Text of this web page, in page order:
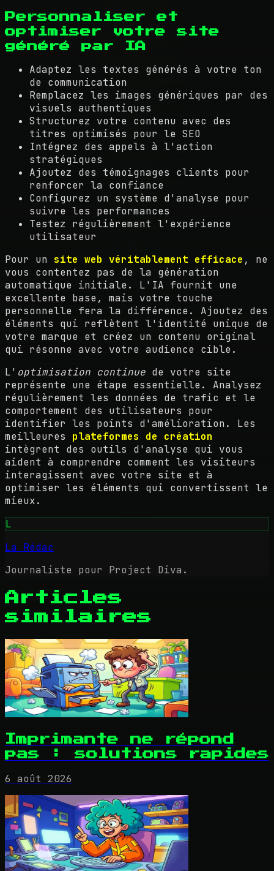
Personnaliser et
optimiser votre site
généré par IA
Adaptez les textes générés à votre ton
de communication
Remplacez les images génériques par des
visuels authentiques
Structurez votre contenu avec des
titres optimisés pour le SEO
Intégrez des appels à l'action
stratégiques
Ajoutez des témoignages clients pour
renforcer la confiance
Configurez un système d'analyse pour
suivre les performances
Testez régulièrement l'expérience
utilisateur
Pour un site web véritablement efficace , ne
vous contentez pas de la génération
automatique initiale. L'IA fournit une
excellente base, mais votre touche
personnelle fera la différence. Ajoutez des
éléments qui reflètent l'identité unique de
votre marque et créez un contenu original
qui résonne avec votre audience cible.
L' optimisation continue de votre site
représente une étape essentielle. Analysez
régulièrement les données de trafic et le
comportement des utilisateurs pour
identifier les points d'amélioration. Les
meilleures plateformes de création
intègrent des outils d'analyse qui vous
aident à comprendre comment les visiteurs
interagissent avec votre site et à
optimiser les éléments qui convertissent le
mieux.
L
La Rédac
Journaliste pour Project Diva.
Articles
similaires
Imprimante ne répond
pas : solutions rapides
6 août 2026